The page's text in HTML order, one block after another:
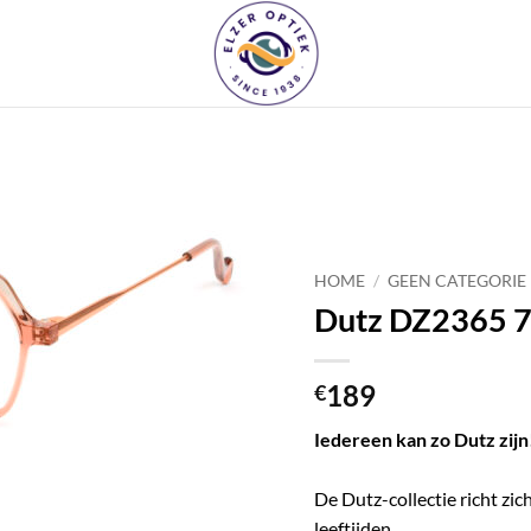
Toevoegen
aan
verlanglijst
HOME / GEEN CATEGORIE
Dutz DZ2365
€189
Iedereen kan zo Dutz
De Dutz-collectie richt